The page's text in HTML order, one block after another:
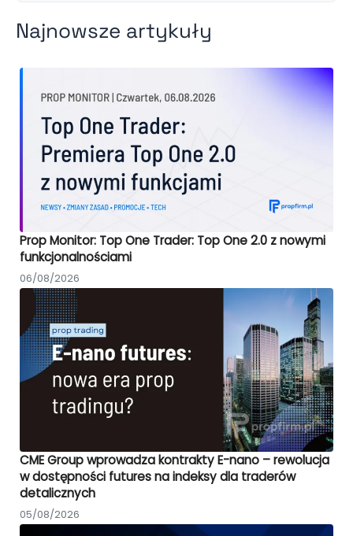
Najnowsze artykuły
Prop Monitor: Top One Trader: Top One 2.0 z nowymi
funkcjonalnościami
06/08/2026
CME Group wprowadza kontrakty E-nano – rewolucja
w dostępności futures na indeksy dla traderów
detalicznych
05/08/2026